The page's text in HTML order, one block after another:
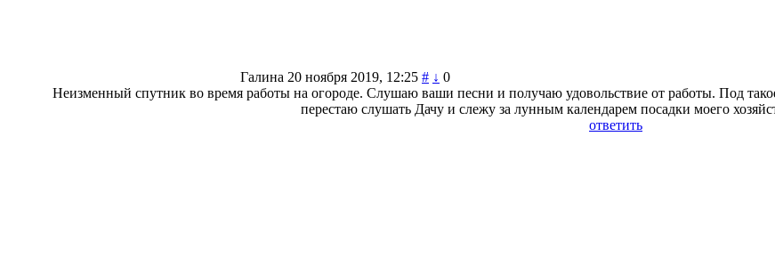
Галина 20 ноября 2019, 12:25 # ↓ 0
Неизменный спутник во время работы на огороде. Слушаю ваши песни и получаю удовольствие от работы. Под
перестаю слушать Дачу и слежу за лунным календарем посадки моего
ответить